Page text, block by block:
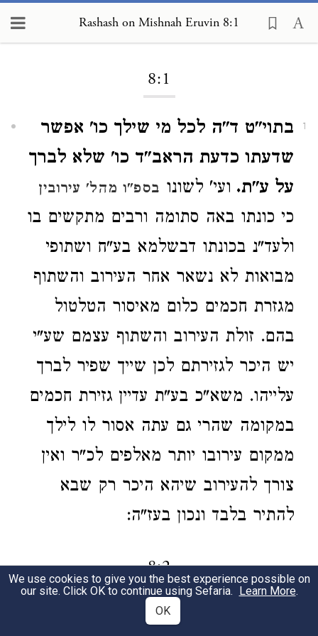
Rashash on Mishnah Eruvin 8:1
8:1
1
בתוי"ט ד"ה לכל מי שילך כו' אפשר
שדעתו כדעת הראב"ד כו' שלא לברך
על ע"ת. ועי' לשונו בספ"ו מהל' עירובין
כי כונתו באה סתומה ורבים מתקשים בו
ולעד"נ בכונתו דבשלמא בע"ח ושתופי
מבואות לא נשאר אחר העירוב והשתוף
מגזרת חכמים כלום מאיסור הטלטול
בהם. זולת העירוב והשתוף עצמם שע"י
יש היכר לגזירתם לכן שייך שפיר לברך
עלייהו. משא"כ בע"ת עדיין גזירת חכמים
במקומה שהרי גם עתה אסור לו לילך
ממקום עירובו יותר מאלפים לכ"ר ואין
צורך להעירוב שיהא היכר רק שבא
להתיר בלבד ונכון בעז"ה:
8:2
במשנה וזה וזה מתכוונין להקל.
We use cookies to give you the best experience possible on
our site. Click OK to continue using Sefaria. Learn More.
OK